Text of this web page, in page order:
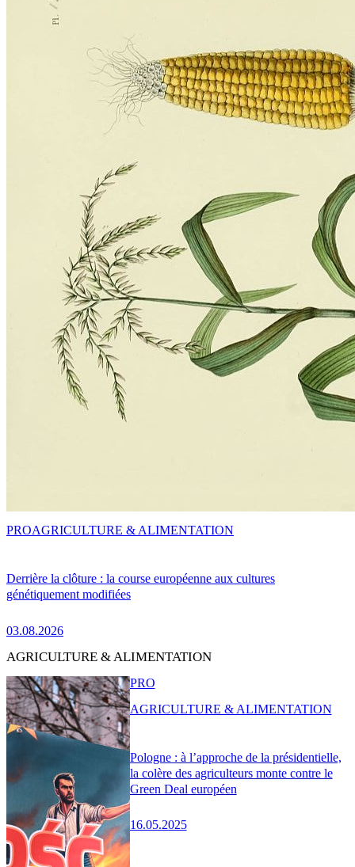
Derrière la clôture : la course européenne aux cultures
génétiquement modifiées
03.08.2026
PROAGRICULTURE & ALIMENTATION
AGRICULTURE & ALIMENTATION
Pologne : à l’approche de la présidentielle,
la colère des agriculteurs monte contre le
Green Deal européen
16.05.2025
PRO
AGRICULTURE & ALIMENTATION